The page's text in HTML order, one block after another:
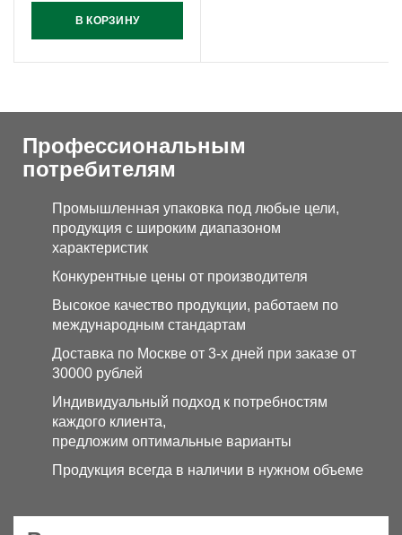
В КОРЗИНУ
Профессиональным
потребителям
Промышленная упаковка под любые цели,
продукция с широким диапазоном
характеристик
Конкурентные цены от производителя
Высокое качество продукции, работаем по
международным стандартам
Доставка по Москве от 3-х дней при заказе от
30000 рублей
Индивидуальный подход к потребностям
каждого клиента,
предложим оптимальные варианты
Продукция всегда в наличии в нужном объеме